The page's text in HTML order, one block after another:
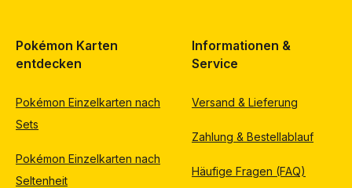
Pokémon Karten
entdecken
Pokémon Einzelkarten nach
Sets
Pokémon Einzelkarten nach
Seltenheit
Informationen &
Service
Versand & Lieferung
Zahlung & Bestellablauf
Häufige Fragen (FAQ)